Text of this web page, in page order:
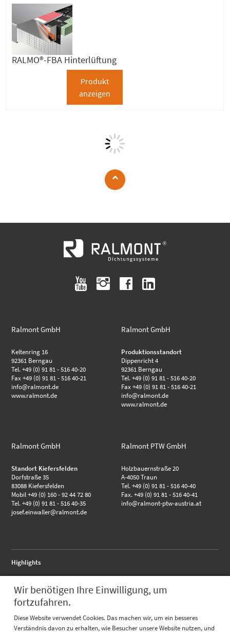
RALMO®-FBA Hinterlüftung
Produkt
anzeigen
up
youtube instagram facebook linkedin
Ralmont GmbH
Keltenring 16
92361 Berngau
Tel. +49 (0) 91 81 - 516 40-20
Fax +49 (0) 91 81 - 516 40-21
info@ralmont.de
www.ralmont.de
Ralmont GmbH
Produktionsstandort
Dippenricht 4
92361 Berngau
Tel. +49 (0) 91 81 - 516 40-20
Fax +49 (0) 91 81 - 516 40-21
info@ralmont.de
www.ralmont.de
Ralmont GmbH
Standort Kiefersfelden
Dorfstraße 35
83088 Kiefersfelden
Mobil +49 (0) 160 - 92 44 72 80
Tel. +49 (0) 91 81 - 516 40-35
josef.einwaller@ralmont.de
Ralmont PTW GmbH
Holzbauernstraße 20
A-4050 Traun
Tel. +49 (0) 91 81 - 516 40-40
Fax. +49 (0) 91 81 - 516 40-41
info@ralmont-ptw-austria.at
Highlights
RALMO - FBA complete
RALMO - UBS Unterbausystem
Katalog
Wir benötigen Ihre Einwilligung, um
fortzufahren.
Diese Website verwendet Cookies. Das machen wir, um ein besseres
Verständnis davon zu erhalten, wie Besucher unsere Website nutzen, und